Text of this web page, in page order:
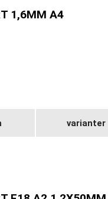
1,6MM A4
Hover
varianter